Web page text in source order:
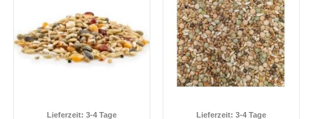
Lieferzeit: 3-4 Tage Lieferzeit: 3-4 Tage